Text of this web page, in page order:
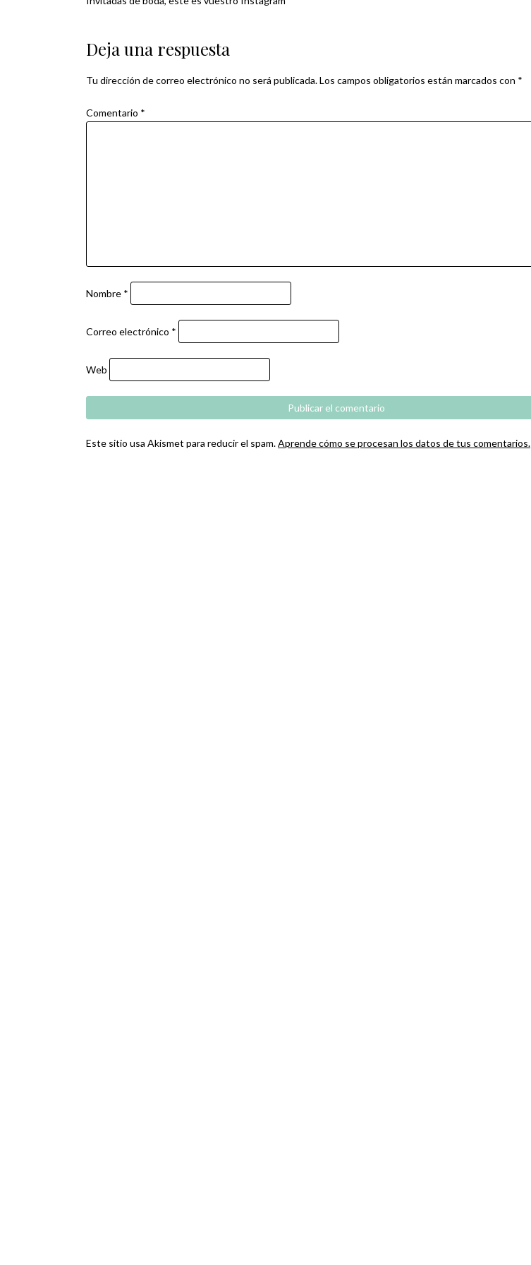
Navegación
de
entradas
Deja una respuesta
Tu dirección de correo electrónico no será publicada.Los campos obligatorios están marcados con *
Comentario *
Nombre *
Correo electrónico *
Web
Este sitio usa Akismet para reducir el spam.Aprende cómo se procesan los datos de tus comentarios.